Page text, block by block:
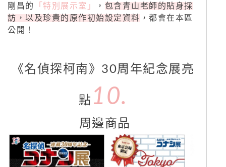
剛昌的
「特別展示室」 ， 包含青山老師的貼身採
訪，以及珍貴的原作初始設定資料 ，都會在本區
公開！
《名偵探柯南》30周年紀念展亮
點 10.
周邊商品